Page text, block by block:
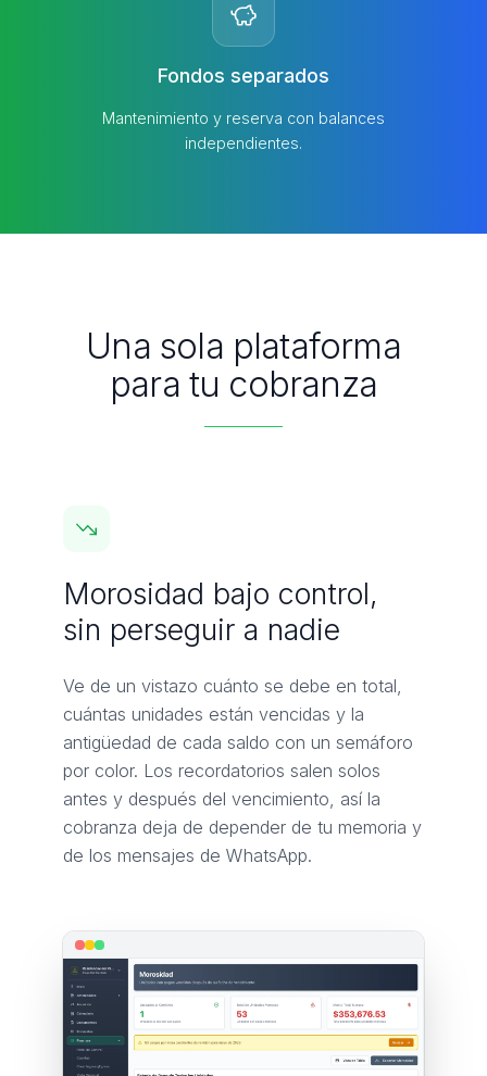
Fondos separados
Mantenimiento y reserva con balances
independientes.
Una sola plataforma
para tu cobranza
Morosidad bajo control,
sin perseguir a nadie
Ve de un vistazo cuánto se debe en total,
cuántas unidades están vencidas y la
antigüedad de cada saldo con un semáforo
por color. Los recordatorios salen solos
antes y después del vencimiento, así la
cobranza deja de depender de tu memoria y
de los mensajes de WhatsApp.